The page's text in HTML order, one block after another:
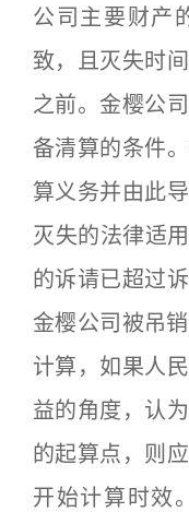
公司主要财产
致，且灭失时
之前。金樱公
备清算的条件
算义务并由此
灭失的法律适
的诉请已超过
金樱公司被吊
计算，如果人
益的角度，认
的起算点，则
开始计算时效